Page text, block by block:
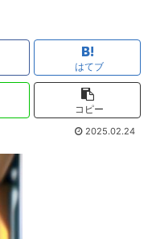
はてブ
コピー
2025.02.24